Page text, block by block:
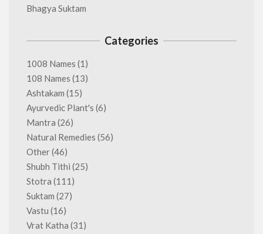
Bhagya Suktam
Categories
1008 Names (1)
108 Names (13)
Ashtakam (15)
Ayurvedic Plant's (6)
Mantra (26)
Natural Remedies (56)
Other(46)
Shubh Tithi (25)
Stotra (111)
Suktam (27)
Vastu (16)
Vrat Katha (31)